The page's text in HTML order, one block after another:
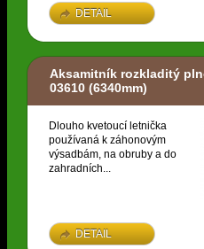
DETAIL
Aksamitník rozkladitý
03610 (6340mm)
Dlouho kvetoucí letnička
používaná k záhonovým
výsadbám, na obruby a do
zahradních...
DETAIL